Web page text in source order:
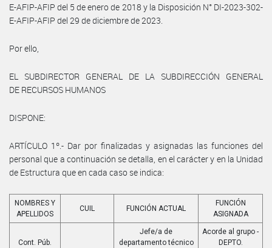
E-AFIP-AFIP del 5 de enero de 2018 y la Disposición N° DI-2023-302-
E-AFIP-AFIP del 29 de diciembre de 2023.
Por ello,
EL SUBDIRECTOR GENERAL DE LA SUBDIRECCIÓN GENERAL
DE RECURSOS HUMANOS
DISPONE:
ARTÍCULO 1º.- Dar por finalizadas y asignadas las funciones del
personal que a continuación se detalla, en el carácter y en la Unidad
de Estructura que en cada caso se indica:
NOMBRES Y
APELLIDOS
CUIL FUNCIÓN ACTUAL
FUNCIÓN
ASIGNADA
Cont. Púb.
Jefe/a de
departamento técnico
Acorde al grupo -
DEPTO.